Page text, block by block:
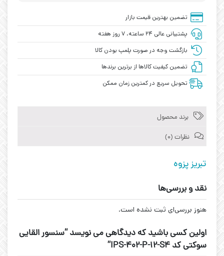
تضمین بهترین قیمت بازار
پشتیبانی عالی ۲۴ ساعته، ۷ روز هفته
بازگشت وجه در صورت پلمپ بودن کالا
تضمین کیفیت کالاها از برترین برندها
تحویل سریع در کمترین زمان ممکن
برند محصول
نظرات (0)
تبریز پزوه
نقد و بررسی‌ها
هنوز بررسی‌ای ثبت نشده است.
اولین کسی باشید که دیدگاهی می نویسد “سنسور القایی
سوکتی کد IPS-402-P-12-S4”